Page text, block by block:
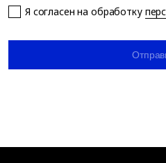
Я согласен на обработку